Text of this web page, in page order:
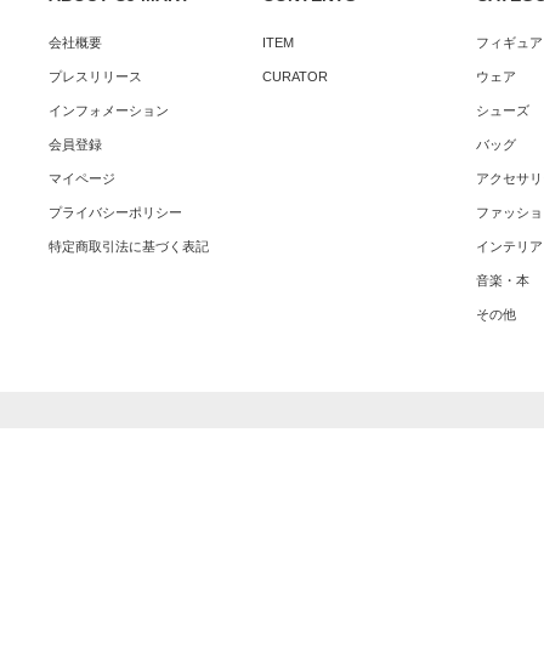
会社概要
プレスリリース
インフォメーション
会員登録
マイページ
プライバシーポリシー
特定商取引法に基づく表記
ITEM
CURATOR
フィギュ
ウェア
シューズ
バッグ
アクセサ
ファッシ
インテリア
音楽・本
その他